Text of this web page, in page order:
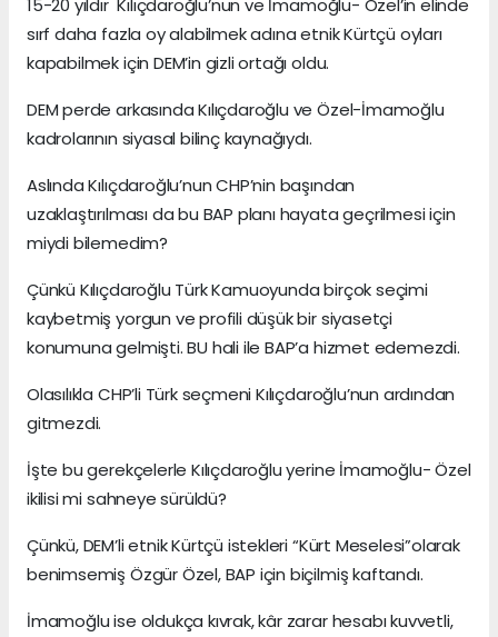
15-20 yıldır Kılıçdaroğlu’nun ve İmamoğlu- Özel’in elinde
sırf daha fazla oy alabilmek adına etnik Kürtçü oyları
kapabilmek için DEM’in gizli ortağı oldu.
DEM perde arkasında Kılıçdaroğlu ve Özel-İmamoğlu
kadrolarının siyasal bilinç kaynağıydı.
Aslında Kılıçdaroğlu’nun CHP’nin başından
uzaklaştırılması da bu BAP planı hayata geçrilmesi için
miydi bilemedim?
Çünkü Kılıçdaroğlu Türk Kamuoyunda birçok seçimi
kaybetmiş yorgun ve profili düşük bir siyasetçi
konumuna gelmişti. BU hali ile BAP’a hizmet edemezdi.
Olasılıkla CHP’li Türk seçmeni Kılıçdaroğlu’nun ardından
gitmezdi.
İşte bu gerekçelerle Kılıçdaroğlu yerine İmamoğlu- Özel
ikilisi mi sahneye sürüldü?
Çünkü, DEM’li etnik Kürtçü istekleri “Kürt Meselesi”olarak
benimsemiş Özgür Özel, BAP için biçilmiş kaftandı.
İmamoğlu ise oldukça kıvrak, kâr zarar hesabı kuvvetli,